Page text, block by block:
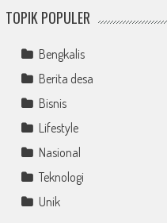
TOPIK POPULER
Bengkalis
Berita desa
Bisnis
Lifestyle
Nasional
Teknologi
Unik